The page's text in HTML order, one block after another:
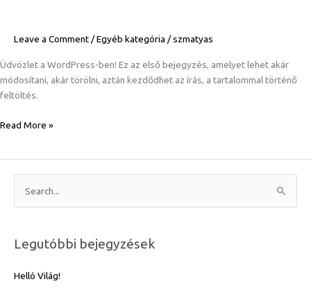
Leave a Comment /Egyéb kategória /szmatyas
Üdvözlet a WordPress-ben! Ez az első bejegyzés, amelyet lehet akár
módosítani, akár törölni, aztán kezdődhet az írás, a tartalommal történő
feltöltés.
Read More »
rLegutóbbi bejegyzések
Helló Világ!